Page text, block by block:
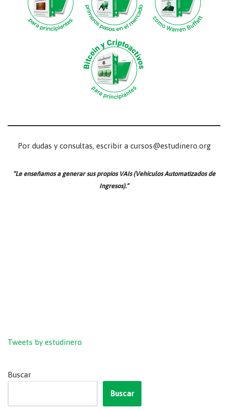
Por dudas y consultas, escribir a cursos@estudinero.org
“Le enseñamos a generar sus propios VAIs (Vehículos Automatizados de
Ingresos).”
Tweets by estudinero
Buscar
Buscar